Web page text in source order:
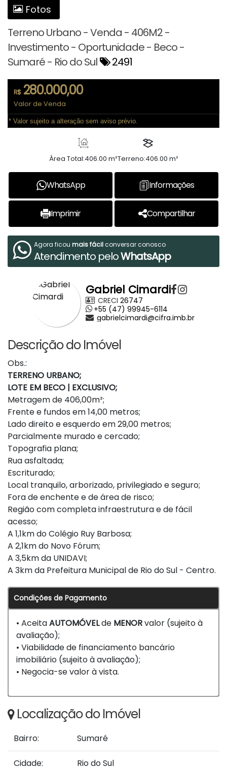
Fotos
Terreno Urbano - Venda - 406M2 -
Investimento - Oportunidade - Beco -
Sumaré - Rio do Sul
2491
R$280.000,00
Valor de Venda
* Valor sujeito a alteração sem aviso prévio.
Área Total:406.00 m²Terreno:406.00 m²
WhatsApp Informações
Imprimir Compartilhar
Agora ficou mais fácilconversar conosco
Atendimento peloWhatsApp
Gabriel Cimardi
CRECI 26747
+55 (47) 99945-6114
gabrielcimardi@cifra.imb.br
Descrição do Imóvel
Obs.:
TERRENO URBANO;
LOTE EM BECO | EXCLUSIVO;
Metragem de 406,00m²;
Frente e fundos em 14,00 metros;
Lado direito e esquerdo em 29,00 metros;
Parcialmente murado e cercado;
Topografia plana;
Rua asfaltada;
Escriturado;
Local tranquilo, arborizado, privilegiado e seguro;
Fora de enchente e de área de risco;
Região com completa infraestrutura e de fácil
acesso;
A 1,1km do Colégio Ruy Barbosa;
A 2,1km do Novo Fórum;
A 3,5km da UNIDAVI;
A 3km da Prefeitura Municipal de Rio do Sul - Centro.
Condições de Pagamento
• AceitaAUTOMÓVELde MENORvalor (sujeito à
avaliação);
• Viabilidade de financiamento bancário
imobiliário (sujeito à avaliação);
• Negocia-se valor à vista.
Localização do Imóvel
Bairro: Sumaré
Cidade: Rio do Sul